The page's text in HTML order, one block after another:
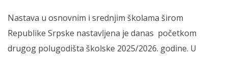
Nastava u osnovnim i srednjim školama širom
Republike Srpske nastavljena je danas početkom
drugog polugodišta školske 2025/2026. godine. U